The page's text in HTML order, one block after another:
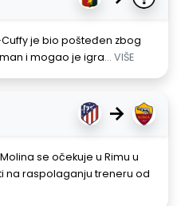
je bio pošteđen zbog
i mogao je igra... VIŠE
→
se očekuje u Rimu u
na raspolaganju treneru od